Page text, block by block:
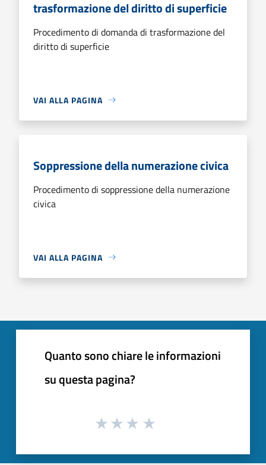
trasformazione del diritto di superficie
Procedimento di domanda di trasformazione del
diritto di superficie
VAI ALLA PAGINA
Soppressione della numerazione civica
Procedimento di soppressione della numerazione
civica
VAI ALLA PAGINA
Quanto sono chiare le informazioni
su questa pagina?